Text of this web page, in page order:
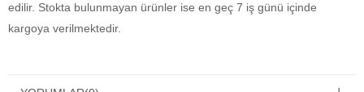
edilir. Stokta bulunmayan ürünler ise en geç 7 iş günü içinde
kargoya verilmektedir.